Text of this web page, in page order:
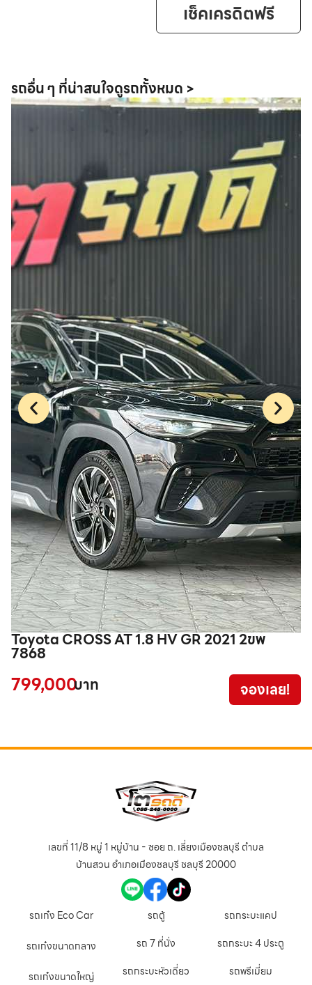
เช็คเครดิตฟรี
รถอื่น ๆ ที่น่าสนใจดูรถทั้งหมด >
Toyota CROSS AT 1.8 HV GR 2021 2ขพ
7868
799,000บาท จองเลย!
เลขที่ 11/8 หมู่ 1 หมู่บ้าน - ซอย ถ. เลี่ยงเมืองชลบุรี ตำบล
บ้านสวน อำเภอเมืองชลบุรี ชลบุรี 20000
รถเก๋ง Eco Car
รถเก๋งขนาดกลาง
รถเก๋งขนาดใหญ่
รถตู้
รถ 7 ที่นั่ง
รถกระบะหัวเดี่ยว
รถกระบะแคป
รถกระบะ 4 ประตู
รถพรีเมี่ยม